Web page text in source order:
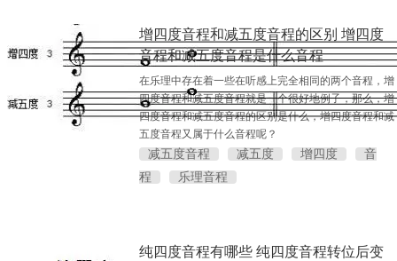
增四度音程和减五度音程的区别 增四度
音程和减五度音程是什么音程
在乐理中存在着一些在听感上完全相同的两个音程，增
四度音程和减五度音程就是一个很好地例子，那么，增
四度音程和减五度音程的区别是什么，增四度音程和减
五度音程又属于什么音程呢？
减五度音程 减五度 增四度
音
程
乐理音程
纯四度音程有哪些 纯四度音程转位后变